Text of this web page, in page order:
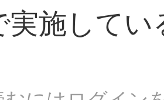
実施してい